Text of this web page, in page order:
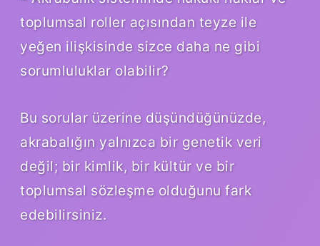
toplumsal roller açısından teyze ile
yeğen ilişkisinde sizce daha ne gibi
sorumluluklar olabilir?
Bu sorular üzerine düşündüğünüzde,
akrabalığın yalnızca bir genetik veri
değil; bir kimlik, bir kültür ve bir
toplumsal sözleşme olduğunu fark
edebilirsiniz.